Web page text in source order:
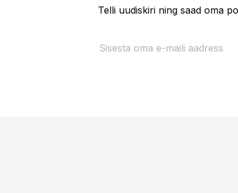
Telli uudiskiri ning saad oma